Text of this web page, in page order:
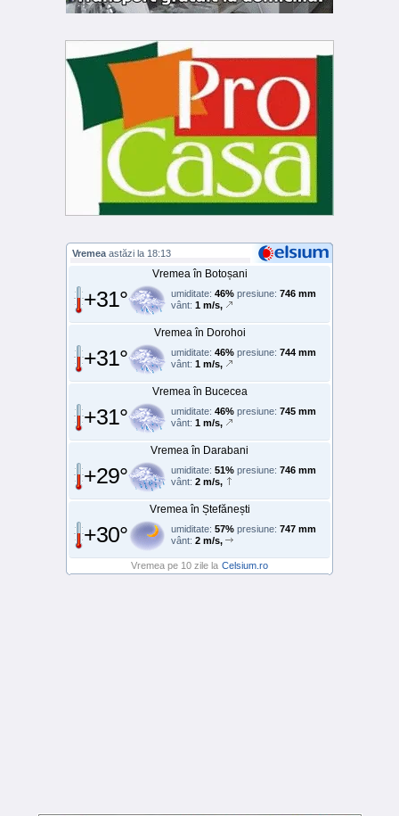
Vremea astăzi la 18:13
Vremea în Botoșani
+31° umiditate: 46% presiune: 746 mm
vânt: 1 m/s,
Vremea în Dorohoi
+31° umiditate: 46% presiune: 744 mm
vânt: 1 m/s,
Vremea în Bucecea
+31° umiditate: 46% presiune: 745 mm
vânt: 1 m/s,
Vremea în Darabani
+29° umiditate: 51% presiune: 746 mm
vânt: 2 m/s,
Vremea în Ștefănești
+30° umiditate: 57% presiune: 747 mm
vânt: 2 m/s,
Vremea pe 10 zile la Celsium.ro